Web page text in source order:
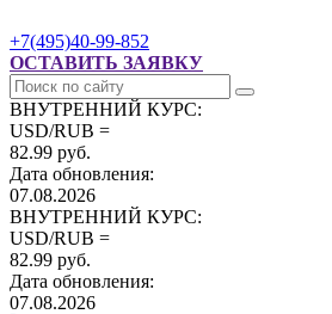
+7(495)40-99-852
ОСТАВИТЬ ЗАЯВКУ
ВНУТРЕННИЙ КУРС:
USD/RUB =
82.99 руб.
Дата обновления:
07.08.2026
ВНУТРЕННИЙ КУРС:
USD/RUB =
82.99 руб.
Дата обновления:
07.08.2026